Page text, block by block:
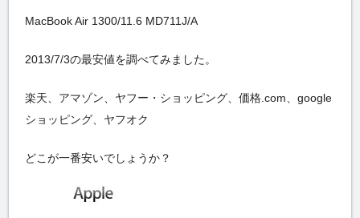
MacBook Air 1300/11.6 MD711J/A
2013/7/3の最安値を調べてみました。
楽天、アマゾン、ヤフー・ショッピング、価格.com、google
ショッピング、ヤフオク
どこが一番安いでしょうか？